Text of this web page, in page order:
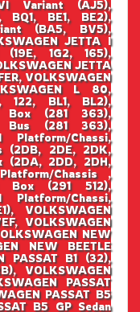
Variant (AJ5),
BQ1, BE1, BE2),
(BA5, BV5),
JETTA I
(19E, 1G2, 165),
JETTA
VOLKSWAGEN
L 80,
122, BL1, BL2),
Box (281 363),
Bus (281 363),
Chassi,
(2DB, 2DE, 2DK,
(2DA, 2DD, 2DH,
Chassis ,
Box (291 512),
Chassi,
VOLKSWAGEN
VOLKSWAGEN
NEW
NEW BEETLE
PASSAT B1 (32),
VOLKSWAGEN
PASSAT
PASSAT B5
B5 GP Sedan